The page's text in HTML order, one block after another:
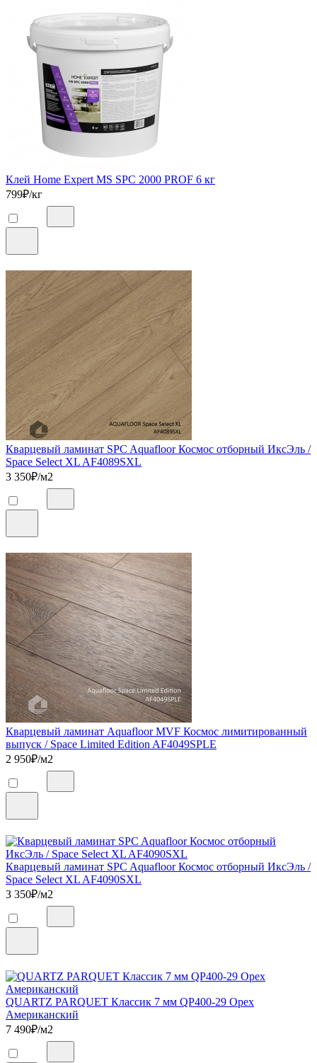
Клей Home Expert MS SPC 2000 PROF 6 кг
799₽/кг
Кварцевый ламинат SPC Aquafloor Космос отборный ИксЭль /
Space Select XL AF4089SXL
3 350₽/м2
Кварцевый ламинат Aquafloor MVF Космос лимитированный
выпуск / Space Limited Edition AF4049SPLE
2 950₽/м2
Кварцевый ламинат SPC Aquafloor Космос отборный ИксЭль /
Space Select XL AF4090SXL
3 350₽/м2
QUARTZ PARQUET Классик 7 мм QP400-29 Орех
Американский
7 490₽/м2